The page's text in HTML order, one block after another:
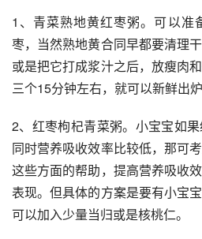
1、青菜熟地黄红枣粥。可以准
枣，当然熟地黄合同早都要清理
或是把它打成浆汁之后，放瘦肉
三个15分钟左右，就可以新鲜出炉
2、红枣枸杞青菜粥。小宝宝如果
同时营养吸收效率比较低，那可
这些方面的帮助，提高营养吸收
表现。但具体的方案是要有小宝
可以加入少量当归或是核桃仁。